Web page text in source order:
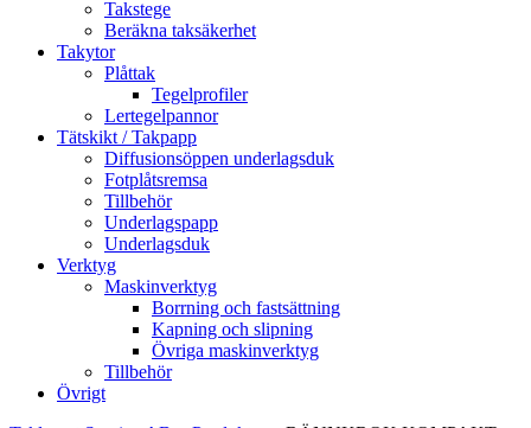
Takstege
Beräkna taksäkerhet
Takytor
Plåttak
Tegelprofiler
Lertegelpannor
Tätskikt / Takpapp
Diffusionsöppen underlagsduk
Fotplåtsremsa
Tillbehör
Underlagspapp
Underlagsduk
Verktyg
Maskinverktyg
Borrning och fastsättning
Kapning och slipning
Övriga maskinverktyg
Tillbehör
Övrigt